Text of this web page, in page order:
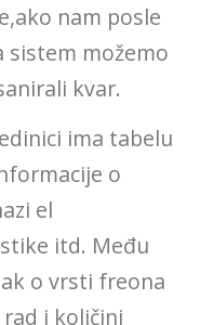
nam posle
sistem možemo
kvar.
ima tabelu
o
el
itd. Među
o vrsti freona
i količini